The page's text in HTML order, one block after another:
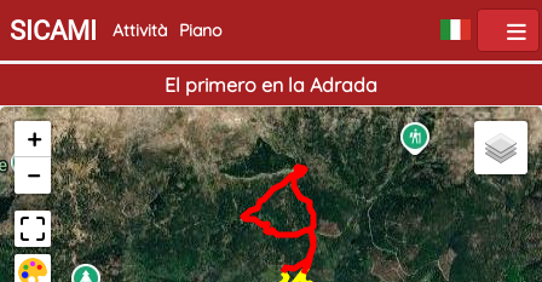
SICAMI Attività Piano
El primero en la Adrada
+
−